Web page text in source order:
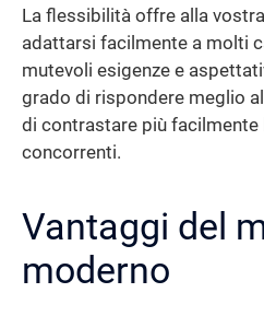
La flessibilità offre alla
adattarsi facilmente a molti
mutevoli esigenze e
grado di rispondere meglio
di contrastare più facilmente
concorrenti.
Vantaggi del
moderno